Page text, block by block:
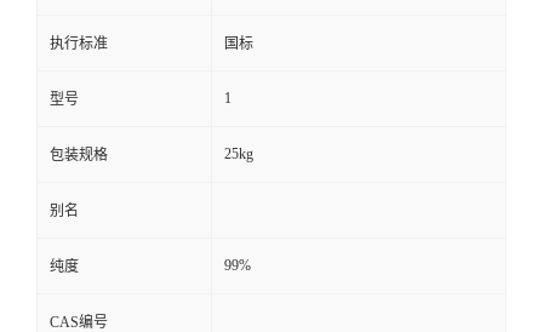
执行标准 国标
型号 1
包装规格 25kg
别名
纯度 99%
CAS编号